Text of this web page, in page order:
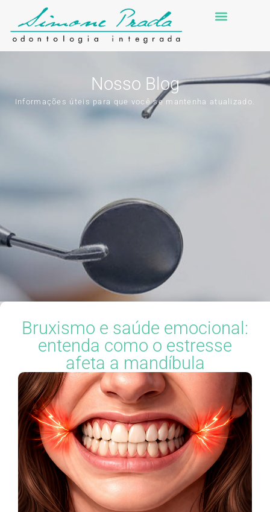
Nosso Blog
Informações úteis para que você se mantenha atualizado.
Bruxismo e saúde emocional:
entenda como o estresse
afeta a mandíbula